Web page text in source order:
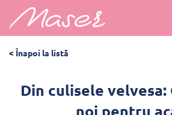
< Înapoi la listă
Din culisele velvesa:
noi pentru